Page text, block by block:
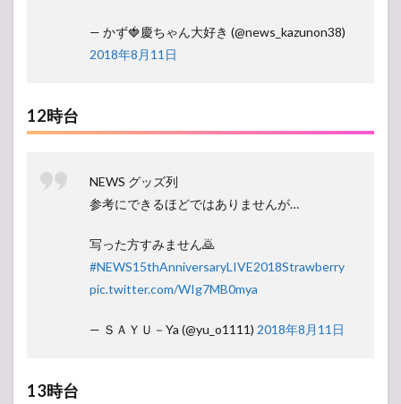
— かず🍓慶ちゃん大好き (@news_kazunon38)
2018年8月11日
12時台
NEWS グッズ列
参考にできるほどではありませんが…
写った方すみません🙇
#NEWS15thAnniversaryLIVE2018Strawberry
pic.twitter.com/WIg7MB0mya
— ＳＡＹＵ－Ya (@yu_o1111) 2018年8月11日
13時台